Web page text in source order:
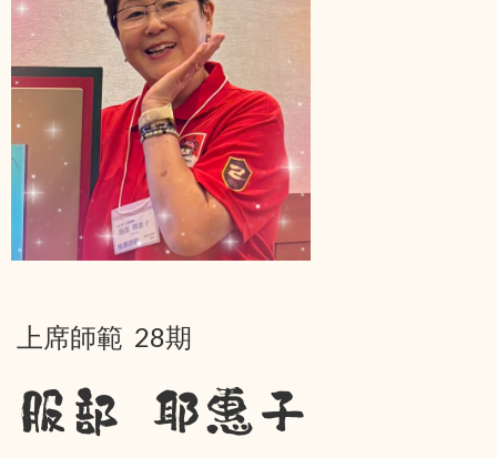
上席師範 28期
服部 耶惠子